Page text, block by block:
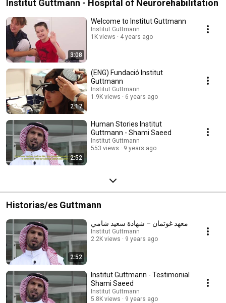
Institut Guttmann - Hospital of Neurorehabilitation
3:08
Welcome to Institut Guttmann
Institut Guttmann
1K views
4 years ago
2:17
(ENG) Fundació Institut
Guttmann
Institut Guttmann
1.9K views
6 years ago
2:52
Human Stories Institut
Guttmann - Shami Saeed
Institut Guttmann
553 views
9 years ago
Historias/es Guttmann
2:52
معهد غوتمان – شهادة سعيد شامي
Institut Guttmann
2.2K views
9 years ago
Institut Guttmann - Testimonial
Shami Saeed
Institut Guttmann
5.8K views
9 years ago